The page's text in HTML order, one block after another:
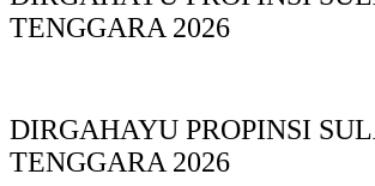
TENGGARA 2026
DIRGAHAYU PROPINSI
TENGGARA 2026